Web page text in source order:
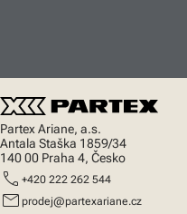
Partex Ariane, a.s.
Antala Staška 1859/34
140 00 Praha 4, Česko
call +420 222 262 544
mail prodej@partexariane.cz